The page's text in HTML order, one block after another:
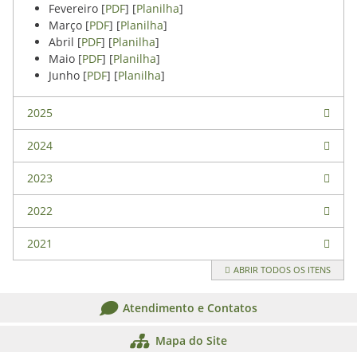
Fevereiro [PDF] [Planilha]
Março [PDF] [Planilha]
Abril [PDF] [Planilha]
Maio [PDF] [Planilha]
Junho [PDF] [Planilha]
2025
2024
2023
2022
2021
ABRIR TODOS OS ITENS
Atendimento e Contatos
Mapa do Site